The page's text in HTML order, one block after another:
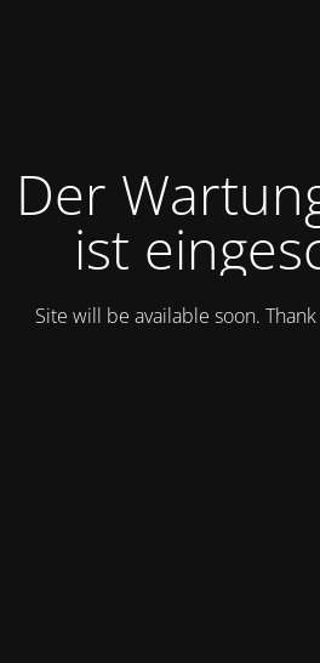
Der
ist
Site will be available soon. Thank